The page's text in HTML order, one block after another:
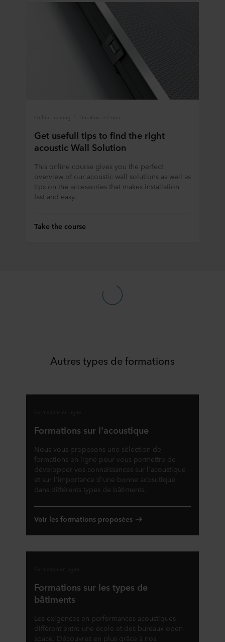
Online training Duration: ~7 min.
Get usefull tips to find the right
acoustic Wall Solution
This online course gives you the perfect
overview of our acoustic wall solutions as well as
tips on the accessories that makes installation
fast and easy.
Take the course
Autres types de formations
Formations sur l'acoustique
Nous vous proposons une sélection de
formations en ligne pour vous permettre de
développer vos connaissances sur l'acoustique
et sur l'importance d'une bonne acosutique
dans différents types de bâtiments.
Voir les formations proposées
Formations sur les types de
bâtiments
Les exigences en performances acoustiques
diffèrent entre une école et des bureaux open-
space. Découvrez en plus grâce à nos